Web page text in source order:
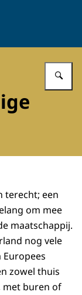
terecht; een
om mee
maatschappij.
nog vele
zowel thuis
met buren of